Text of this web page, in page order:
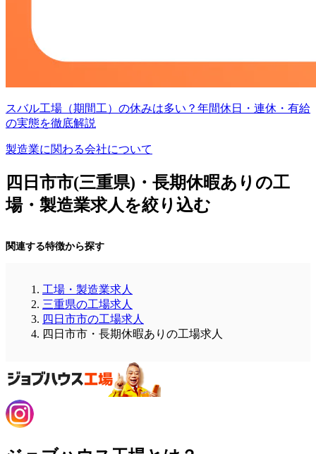
スバル工場（期間工）の休みは多い？年間休日・連休・有給
の実態を徹底解説
製造業に関わる会社について
四日市市(三重県)・長期休暇ありの工
場・製造業求人を絞り込む
関連する特徴から探す
工場・製造業求人
三重県の工場求人
四日市市の工場求人
四日市市・長期休暇ありの工場求人